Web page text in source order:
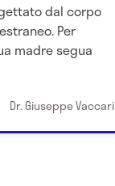
dal corpo
Per
madre segua
Dr. Giuseppe Vaccari